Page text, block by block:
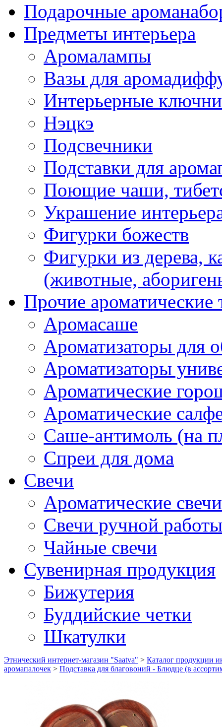
Подарочные
Предметы интерьера
Аромалампы
Вазы для
Интерьерные
Нэцкэ
Подсвечники
Подставки для
Поющие чаши,
Украшение
Фигурки божеств
Фигурки из дерева,
(животные,
Прочие ароматические
Аромасаше
Ароматизаторы для
Ароматизаторы
Ароматические
Ароматические
Саше-антимоль (на
Спреи для дома
Свечи
Ароматические свечи
Свечи ручной работы
Чайные свечи
Сувенирная продукция
Бижутерия
Буддийские четки
Шкатулки
Этнический интернет-магазин "Saatva" > Каталог продукции
аромапалочек > Подставка для благовоний - Блюдце (в